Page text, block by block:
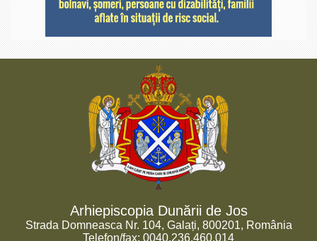
Arhiepiscopia Dunării de Jos
Strada Domneasca Nr. 104, Galați, 800201, România
Telefon/fax: 0040.236.460.014